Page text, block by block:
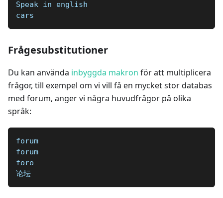
Speak in english
cars
Frågesubstitutioner
Du kan använda inbyggda makron för att multiplicera
frågor, till exempel om vi vill få en mycket stor databas
med forum, anger vi några huvudfrågor på olika
språk:
forum
forum
foro
论坛